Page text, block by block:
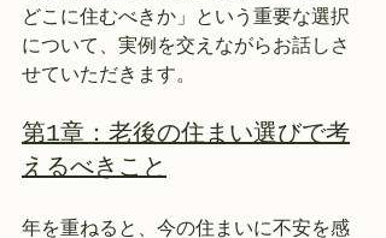
どこに住むべきか」という重要な選択
について、実例を交えながらお話しさ
せていただきます。
第1章：老後の住まい選びで考
えるべきこと
年を重ねると、今の住まいに不安を感